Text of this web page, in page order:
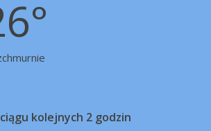
kolejnych 2 godzin